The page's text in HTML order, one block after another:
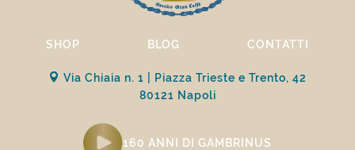
SHOP BLOG CONTATTI
Via Chiaia n. 1 | Piazza Trieste e Trento, 42
80121 Napoli
160 ANNI DI GAMBRINUS